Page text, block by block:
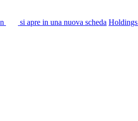
si apre in una nuova scheda Holdings